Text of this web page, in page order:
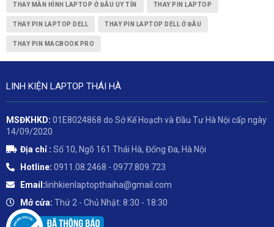
THAY MÀN HÌNH LAPTOP Ở ĐÂU UY TÍN THAY PIN LAPTOP
THAY PIN LAPTOP DELL THAY PIN LAPTOP DELL Ở ĐÂU
THAY PIN MACBOOK PRO
LINH KIỆN LAPTOP THÁI HÀ
MSĐKHKD: 01E8024868 do Sở Kế Hoạch và Đầu Tư Hà Nội cấp ngày
14/09/2020
Địa chỉ : Số 10, Ngõ 161 Thái Hà, Đống Đa, Hà Nội
Hotline: 0911.08.2468 - 0977.809.723
Email: linhkienlaptopthaiha@gmail.com
Mở cửa: Thứ 2 - Chủ Nhật: 8:30 - 18:30